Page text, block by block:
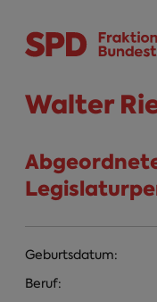
Walter
Geburtsdatum:
Beruf: